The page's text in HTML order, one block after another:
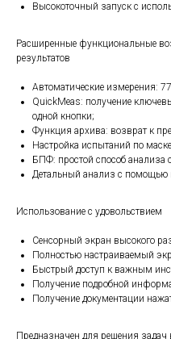
Высокоточный запуск с
Расширенные функциональные
результатов
Автоматические измерения:
QuickMeas: получение
одной кнопки;
Функция архива: возврат к
Настройка испытаний по
БПФ: простой способ анализа
Детальный анализ с помощью
Использование с удовольствием
Сенсорный экран высокого
Полностью настраиваемый
Быстрый доступ к важным
Получение подробной
Получение документации
Предназначен для решения